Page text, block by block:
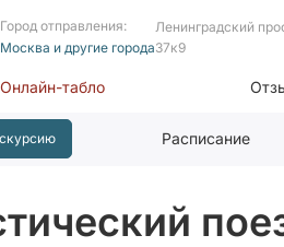
Город отправления:
Москва и другие города
Ленинградский
37к9
Онлайн-табло
Расписание